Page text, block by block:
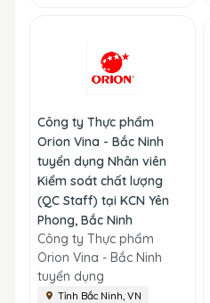
Công ty Thực phẩm
Orion Vina - Bắc Ninh
tuyển dụng Nhân viên
Kiểm soát chất lượng
(QC Staff) tại KCN Yên
Phong, Bắc Ninh
Công ty Thực phẩm
Orion Vina - Bắc Ninh
tuyển dụng
Tỉnh Bắc Ninh, VN